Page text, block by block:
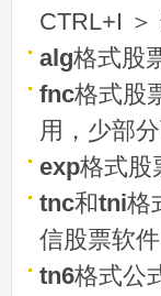
CTRL+I ＞
alg格式股
fnc格式股
用，少部
exp格式股
tnc和tni格
信股票软
tn6格式公